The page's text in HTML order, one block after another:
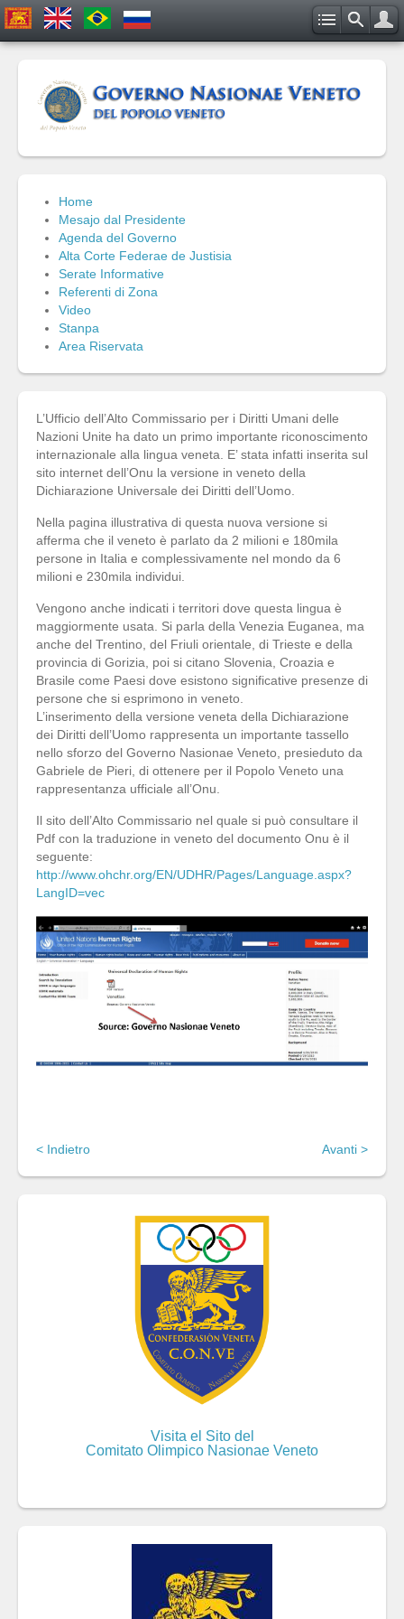
Home
Mesajo dal Presidente
Agenda del Governo
Alta Corte Federae de Justisia
Serate Informative
Referenti di Zona
Video
Stanpa
Area Riservata
L’Ufficio dell’Alto Commissario per i Diritti Umani delle
Nazioni Unite ha dato un primo importante riconoscimento
internazionale alla lingua veneta. E’ stata infatti inserita sul
sito internet dell’Onu la versione in veneto della
Dichiarazione Universale dei Diritti dell’Uomo.
Nella pagina illustrativa di questa nuova versione si
afferma che il veneto è parlato da 2 milioni e 180mila
persone in Italia e complessivamente nel mondo da 6
milioni e 230mila individui.
Vengono anche indicati i territori dove questa lingua è
maggiormente usata. Si parla della Venezia Euganea, ma
anche del Trentino, del Friuli orientale, di Trieste e della
provincia di Gorizia, poi si citano Slovenia, Croazia e
Brasile come Paesi dove esistono significative presenze di
persone che si esprimono in veneto.
L’inserimento della versione veneta della Dichiarazione
dei Diritti dell’Uomo rappresenta un importante tassello
nello sforzo del Governo Nasionae Veneto, presieduto da
Gabriele de Pieri, di ottenere per il Popolo Veneto una
rappresentanza ufficiale all’Onu.
Il sito dell’Alto Commissario nel quale si può consultare il
Pdf con la traduzione in veneto del documento Onu è il
seguente:
http://www.ohchr.org/EN/UDHR/Pages/Language.aspx?
LangID=vec
< Indietro Avanti >
Visita el Sito del
Comitato Olimpico Nasionae Veneto